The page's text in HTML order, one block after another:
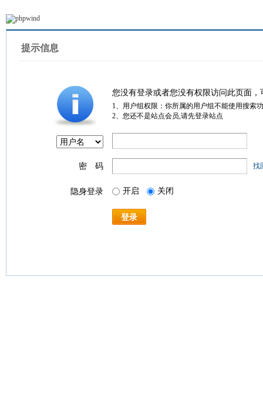
提示信息
您没有登录或者您没有权限访问此页面
1、用户组权限：你所属的用户组不能使用搜索
2、您还不是站点会员,请先登录站点
密 码 找
隐身登录 开启 关闭
登录